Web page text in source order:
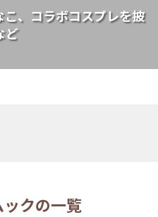
、コラボコスプレを披
ど
クの一覧